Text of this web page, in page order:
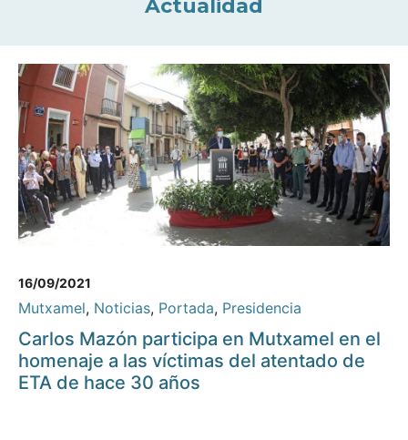
Actualidad
16/09/2021
Mutxamel, Noticias, Portada, Presidencia
Carlos Mazón participa en Mutxamel en el
homenaje a las víctimas del atentado de
ETA de hace 30 años